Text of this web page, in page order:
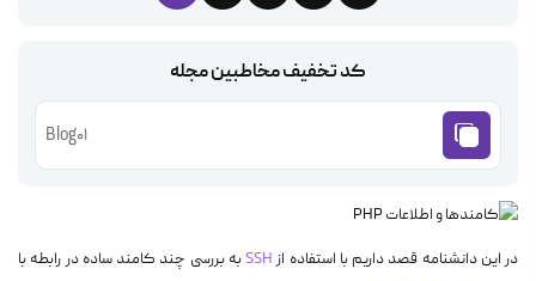
کد تخفیف مخاطبین مجله
Blog01
در این دانشنامه قصد داریم با استفاده ازSSHبه بررسی چند کامند ساده در رابطه با